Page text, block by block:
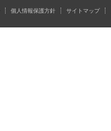
個人情報保護方針 サイトマップ